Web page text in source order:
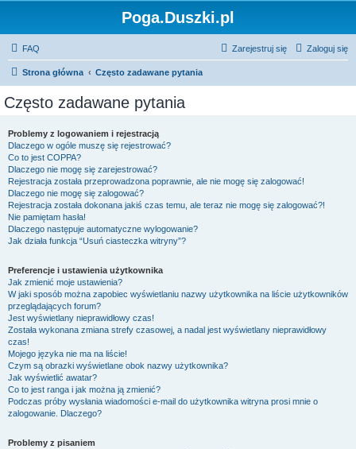
Poga.Duszki.pl
FAQ Zaloguj się
Zarejestruj się
Strona główna Często zadawane pytania
Często zadawane pytania
Problemy z logowaniem i rejestracją
Dlaczego w ogóle muszę się rejestrować?
Co to jest COPPA?
Dlaczego nie mogę się zarejestrować?
Rejestracja została przeprowadzona poprawnie, ale nie mogę się zalogować!
Dlaczego nie mogę się zalogować?
Rejestracja została dokonana jakiś czas temu, ale teraz nie mogę się zalogować?!
Nie pamiętam hasła!
Dlaczego następuje automatyczne wylogowanie?
Jak działa funkcja “Usuń ciasteczka witryny”?
Preferencje i ustawienia użytkownika
Jak zmienić moje ustawienia?
W jaki sposób można zapobiec wyświetlaniu nazwy użytkownika na liście użytkowników
przeglądających forum?
Jest wyświetlany nieprawidłowy czas!
Została wykonana zmiana strefy czasowej, a nadal jest wyświetlany nieprawidłowy
czas!
Mojego języka nie ma na liście!
Czym są obrazki wyświetlane obok nazwy użytkownika?
Jak wyświetlić awatar?
Co to jest ranga i jak można ją zmienić?
Podczas próby wysłania wiadomości e-mail do użytkownika witryna prosi mnie o
zalogowanie. Dlaczego?
Problemy z pisaniem